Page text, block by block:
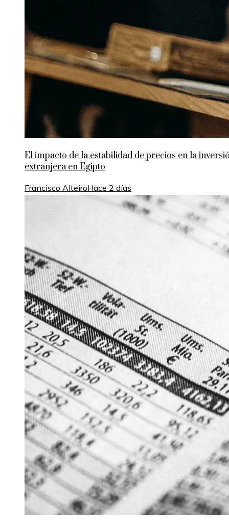
El impacto de la estabilidad de precios en la
extranjera en Egipto
Francisco AlteiroHace 2 días